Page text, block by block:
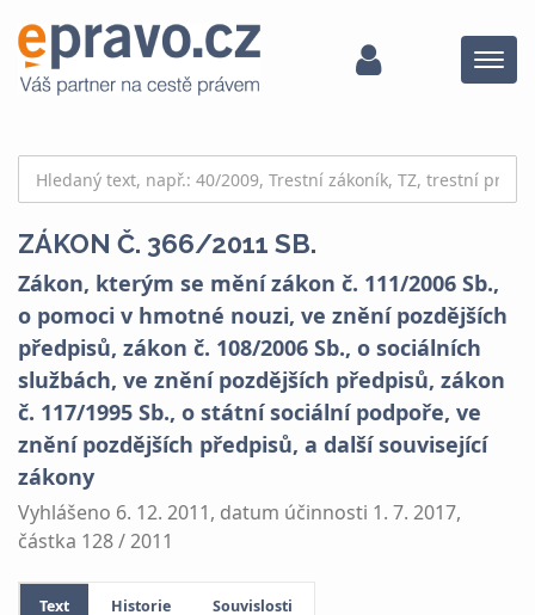
Menu
ZÁKON Č. 366/2011 SB.
Zákon, kterým se mění zákon č. 111/2006 Sb.,
o pomoci v hmotné nouzi, ve znění pozdějších
předpisů, zákon č. 108/2006 Sb., o sociálních
službách, ve znění pozdějších předpisů, zákon
č. 117/1995 Sb., o státní sociální podpoře, ve
znění pozdějších předpisů, a další související
zákony
Vyhlášeno 6. 12. 2011, datum účinnosti 1. 7. 2017,
částka 128 / 2011
Text Historie Souvislosti